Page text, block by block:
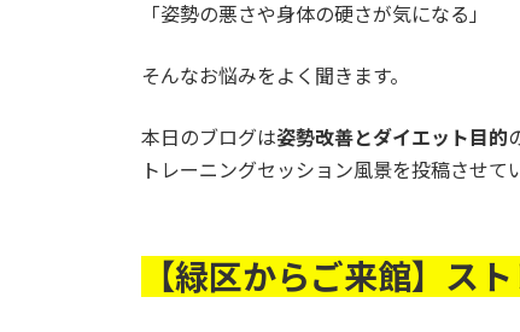
「姿勢の悪さや身体の硬さが気になる」
そんなお悩みをよく聞きます。
本日のブログは姿勢改善とダイエット目的
トレーニングセッション風景を投稿させて
【緑区からご来館】ス